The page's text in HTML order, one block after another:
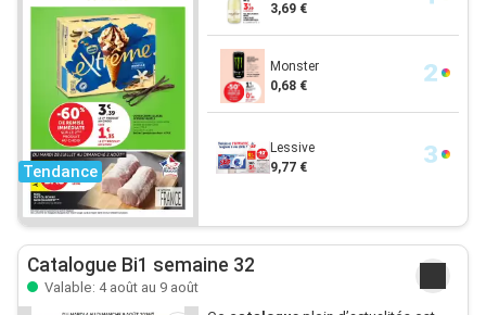
Tendance
3,69 €
Monster
0,68 €
Lessive
9,77 €
Catalogue Bi1 semaine 32
Valable: 4 août au 9 août